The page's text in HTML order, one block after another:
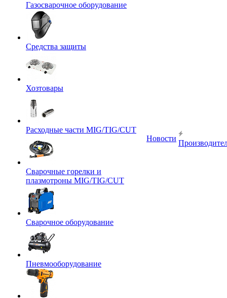
Газосварочное оборудование
Средства защиты
Хозтовары
Расходные части MIG/TIG/CUT
Сварочные горелки и
плазмотроны MIG/TIG/CUT
Сварочное оборудование
Пневмооборудование
Новости